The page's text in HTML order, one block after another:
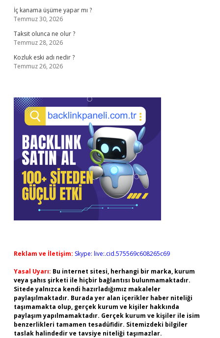
İç kanama üşüme yapar mı ?
Temmuz 30, 2026
Taksit olunca ne olur ?
Temmuz 28, 2026
Kozluk eski adı nedir ?
Temmuz 26, 2026
Reklam ve İletişim: Skype: live:.cid.575569c608265c69
Yasal Uyarı: Bu internet sitesi, herhangi bir marka, kurum
veya şahıs şirketi ile hiçbir bağlantısı bulunmamaktadır.
Sitede yalnızca kendi hazırladığımız makaleler
paylaşılmaktadır. Burada yer alan içerikler haber niteliği
taşımamakta olup, gerçek kurum ve kişiler hakkında
paylaşım yapılmamaktadır. Gerçek kurum ve kişiler ile isim
benzerlikleri tamamen tesadüfidir. Sitemizdeki bilgiler
taslak halindedir ve tavsiye niteliği taşımazlar.